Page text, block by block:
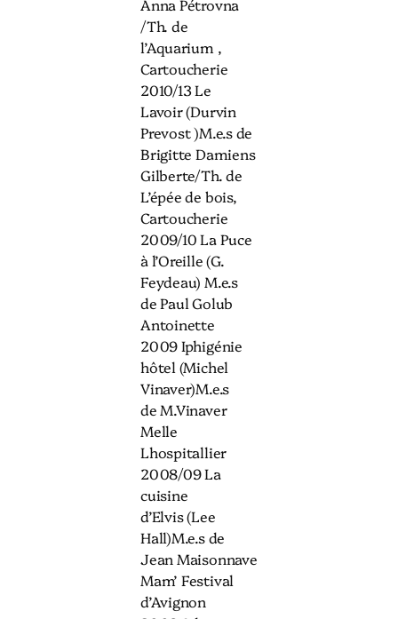
Anna Pétrovna
/Th. de
l’Aquarium ,
Cartoucherie
2010/13 Le
Lavoir (Durvin
Prevost )M.e.s de
Brigitte Damiens
Gilberte/Th. de
L’épée de bois,
Cartoucherie
2009/10 La Puce
à l’Oreille (G.
Feydeau) M.e.s
de Paul Golub
Antoinette
2009 Iphigénie
hôtel (Michel
Vinaver)M.e.s
de M.Vinaver
Melle
Lhospitallier
2008/09 La
cuisine
d’Elvis (Lee
Hall)M.e.s de
Jean Maisonnave
Mam’ Festival
d’Avignon